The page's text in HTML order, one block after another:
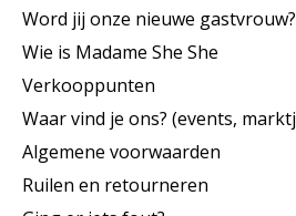
Word jij onze nieuwe gastvrouw?
Wie is Madame She She
Verkooppunten
Waar vind je ons? (events,
Algemene voorwaarden
Ruilen en retourneren